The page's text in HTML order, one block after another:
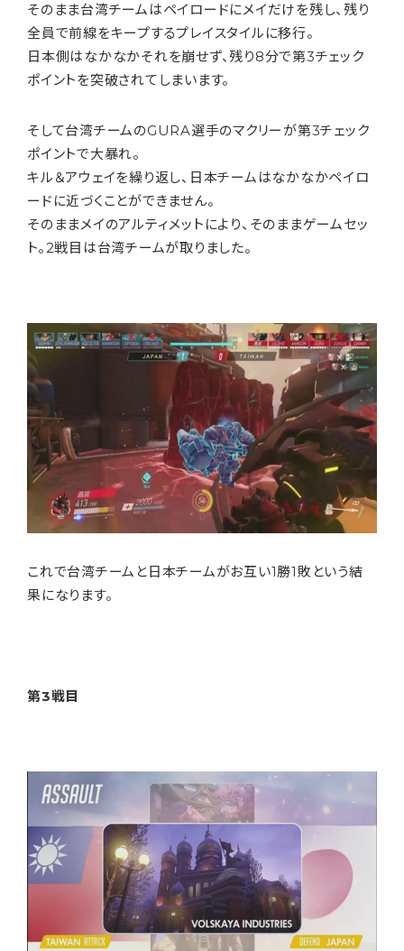
そのまま台湾チームはペイロードにメイだけを残し、残り
全員で前線をキープするプレイスタイルに移行。
日本側はなかなかそれを崩せず、残り8分で第3チェック
ポイントを突破されてしまいます。
そして台湾チームのGURA選手のマクリーが第3チェック
ポイントで大暴れ。
キル＆アウェイを繰り返し、日本チームはなかなかペイロ
ードに近づくことができません。
そのままメイのアルティメットにより、そのままゲームセッ
ト。2戦目は台湾チームが取りました。
これで台湾チームと日本チームがお互い1勝1敗という結
果になります。
第3戦目